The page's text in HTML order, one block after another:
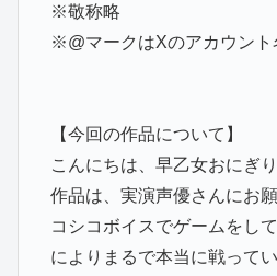
※敬称略
※@マークはXのアカウント
【今回の作品について】
こんにちは、早乙女おにぎ
作品は、実演声優さんにお
コシコボイスでゲームをし
によりまるで本当に戦って